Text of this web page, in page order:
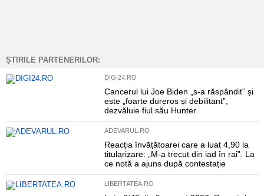
ȘTIRILE PARTENERILOR:
DIGI24.RO
Cancerul lui Joe Biden „s-a răspândit” și
este „foarte dureros și debilitant”,
dezvăluie fiul său Hunter
ADEVARUL.RO
Reacția învățătoarei care a luat 4,90 la
titularizare: „M-a trecut din iad în rai”. La
ce notă a ajuns după contestație
LIBERTATEA.RO